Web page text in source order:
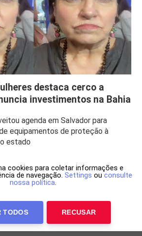
destaca cerco a
investimentos na Bahia
agenda em Salvador para
equipamentos de proteção à
estado
cookies para coletar informações e
de navegação. Settings ou consulte
nossa política.
TODOS RECUSAR